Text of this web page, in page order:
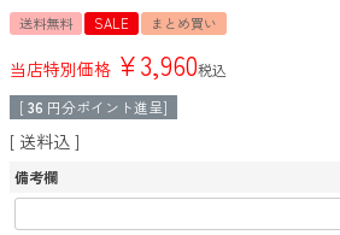
送料無料 SALE まとめ買い
当店特別価格 ¥3,960税込
[ 36 円分ポイント進呈]
送料込
備考欄